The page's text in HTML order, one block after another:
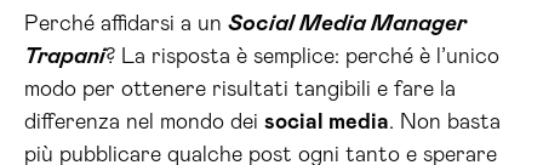
Perché affidarsi a un Social Media Manager
Trapani? La risposta è semplice: perché è l’unico
modo per ottenere risultati tangibili e fare la
differenza nel mondo dei social media. Non basta
più pubblicare qualche post ogni tanto e sperare